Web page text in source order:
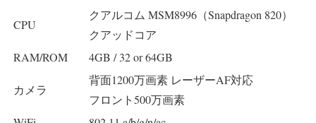
CPU
クアルコム MSM8996（Snapdragon 820）
クアッドコア
RAM/ROM
4GB / 32 or 64GB
カメラ
背面1200万画素 レーザーAF対応
フロント500万画素